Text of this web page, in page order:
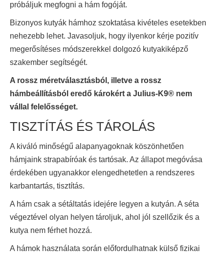
próbáljuk megfogni a hám fogóját.
Bizonyos kutyák hámhoz szoktatása kivételes esetekben
nehezebb lehet. Javasoljuk, hogy ilyenkor kérje pozitív
megerősítéses módszerekkel dolgozó kutyakiképző
szakember segítségét.
A rossz méretválasztásból, illetve a rossz
hámbeállításból eredő károkért a Julius-K9® nem
vállal felelősséget.
TISZTÍTÁS ÉS TÁROLÁS
A kiváló minőségű alapanyagoknak köszönhetően
hámjaink strapabíróak és tartósak. Az állapot megóvása
érdekében ugyanakkor elengedhetetlen a rendszeres
karbantartás, tisztítás.
A hám csak a sétáltatás idejére legyen a kutyán. A séta
végeztével olyan helyen tároljuk, ahol jól szellőzik és a
kutya nem férhet hozzá.
A hámok használata során előfordulhatnak külső fizikai